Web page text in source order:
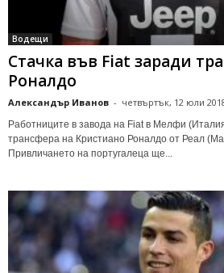
Водещи
Стачка във Fiat заради
Роналдо
Александър Иванов - четвъртък, 12 юли
Работниците в завода на Fiat в Мелфи
трансфера на Кристиано Роналдо от Реал
Привличането на португалеца ще...